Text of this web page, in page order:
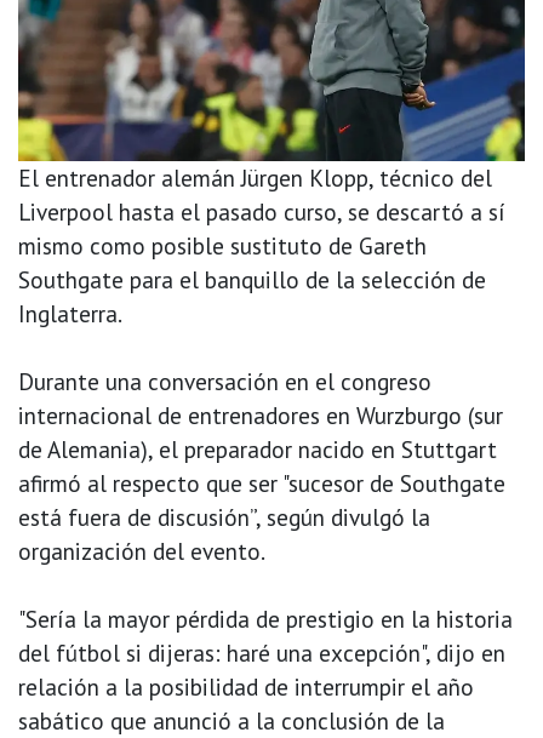
El entrenador alemán Jürgen Klopp, técnico del
Liverpool hasta el pasado curso, se descartó a sí
mismo como posible sustituto de Gareth
Southgate para el banquillo de la selección de
Inglaterra.
Durante una conversación en el congreso
internacional de entrenadores en Wurzburgo (sur
de Alemania), el preparador nacido en Stuttgart
afirmó al respecto que ser "sucesor de Southgate
está fuera de discusión”, según divulgó la
organización del evento.
"Sería la mayor pérdida de prestigio en la historia
del fútbol si dijeras: haré una excepción", dijo en
relación a la posibilidad de interrumpir el año
sabático que anunció a la conclusión de la